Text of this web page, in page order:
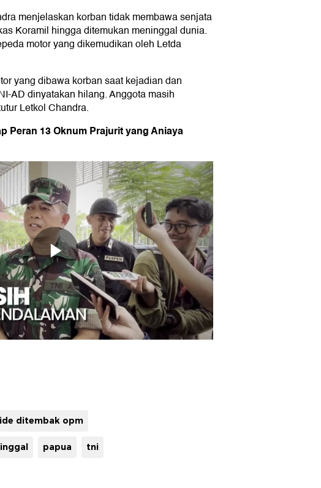
menjelaskan korban tidak membawa senjata
Koramil hingga ditemukan meninggal dunia.
motor yang dikemudikan oleh Letda
yang dibawa korban saat kejadian dan
AD dinyatakan hilang. Anggota masih
Letkol Chandra.
Peran 13 Oknum Prajurit yang Aniaya
ditembak opm
papua tni